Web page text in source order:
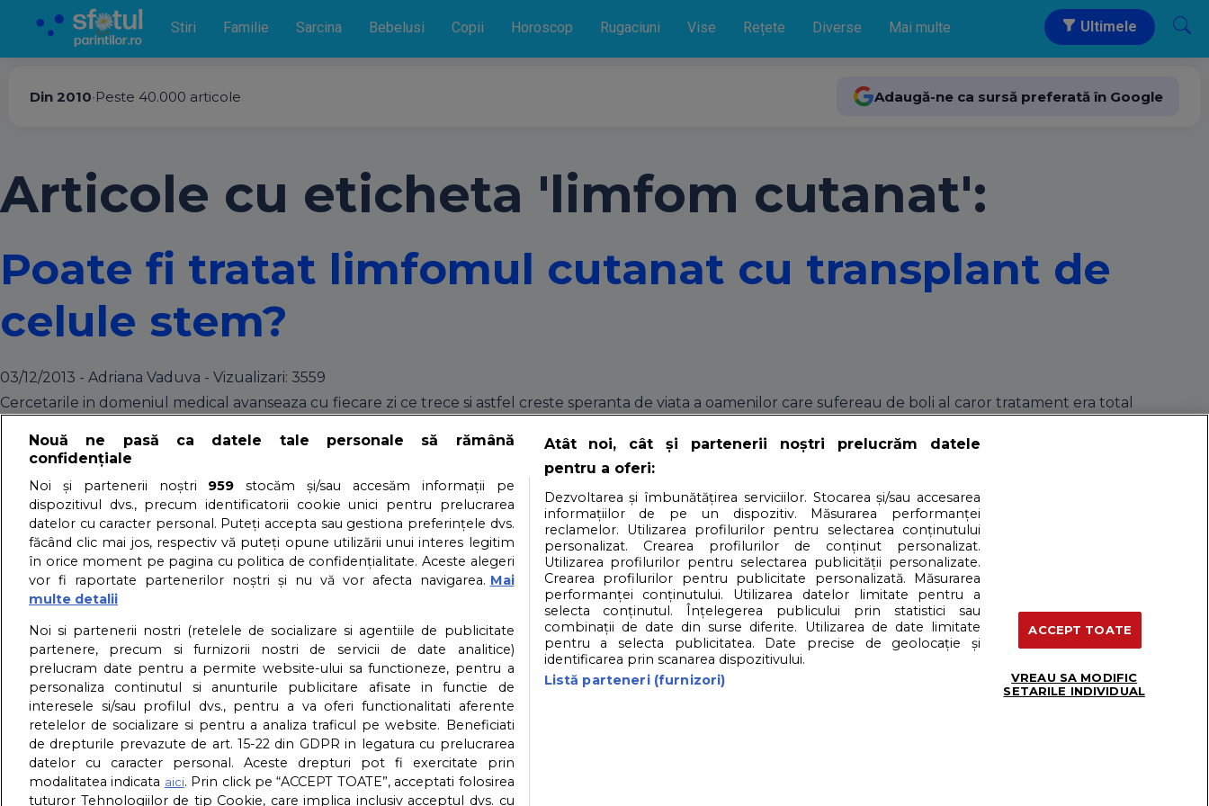
Stiri Familie Sarcina Bebelusi Copii Horoscop Rugaciuni Vise Rețete Diverse Mai multe Ultimele
Din 2010•Peste 40.000 articole Adaugă-ne ca sursă preferată în Google
Articole cu eticheta 'limfom cutanat':
Poate fi tratat limfomul cutanat cu transplant de
celule stem?
03/12/2013 - Adriana Vaduva - Vizualizari: 3559
Cercetarile in domeniul medical avanseaza cu fiecare zi ce trece si astfel creste speranta de viata a oamenilor care sufereau de boli al caror tratament era total
detalii
About us – Despre noi Contact
GDPR – Confidentialitatea datelor cu caracter personal Politica cookies Termeni si conditii
SfatulParintilor.ro .Designed by Live Design
Nouă ne pasă ca datele tale personale să rămână
confidențiale
Noi și partenerii noștri 959 stocăm și/sau accesăm informații pe
dispozitivul dvs., precum identificatorii cookie unici pentru prelucrarea
datelor cu caracter personal. Puteți accepta sau gestiona preferințele dvs.
făcând clic mai jos, respectiv vă puteți opune utilizării unui interes legitim
în orice moment pe pagina cu politica de confidențialitate. Aceste alegeri
vor fi raportate partenerilor noștri și nu vă vor afecta navigarea. Mai
multe detalii
Noi si partenerii nostri (retelele de socializare si agentiile de publicitate
partenere, precum si furnizorii nostri de servicii de date analitice)
prelucram date pentru a permite website-ului sa functioneze, pentru a
personaliza continutul si anunturile publicitare afisate in functie de
interesele si/sau profilul dvs., pentru a va oferi functionalitati aferente
retelelor de socializare si pentru a analiza traficul pe website. Beneficiati
de drepturile prevazute de art. 15-22 din GDPR in legatura cu prelucrarea
datelor cu caracter personal. Aceste drepturi pot fi exercitate prin
modalitatea indicata aici. Prin click pe “ACCEPT TOATE”, acceptati folosirea
tuturor Tehnologiilor de tip Cookie, care implica inclusiv acceptul dvs. cu
Atât noi, cât și partenerii noștri prelucrăm datele
pentru a oferi:
Dezvoltarea și îmbunătățirea serviciilor. Stocarea și/sau accesarea
informațiilor de pe un dispozitiv. Măsurarea performanței
reclamelor. Utilizarea profilurilor pentru selectarea conținutului
personalizat. Crearea profilurilor de conținut personalizat.
Utilizarea profilurilor pentru selectarea publicității personalizate.
Crearea profilurilor pentru publicitate personalizată. Măsurarea
performanței conținutului. Utilizarea datelor limitate pentru a
selecta conținutul. Înțelegerea publicului prin statistici sau
combinații de date din surse diferite. Utilizarea de date limitate
pentru a selecta publicitatea. Date precise de geolocație și
identificarea prin scanarea dispozitivului.
Listă parteneri (furnizori)
ACCEPT TOATE
VREAU SA MODIFIC
SETARILE INDIVIDUAL